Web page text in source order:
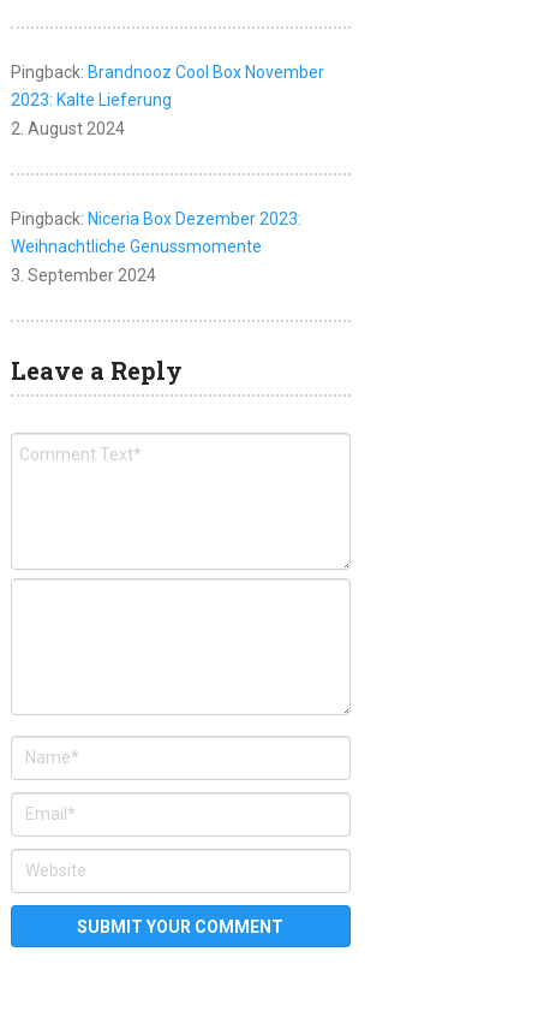
Pingback: Brandnooz Cool Box November
2023: Kalte Lieferung
2. August 2024
Pingback: Niceria Box Dezember 2023:
Weihnachtliche Genussmomente
3. September 2024
Leave a Reply